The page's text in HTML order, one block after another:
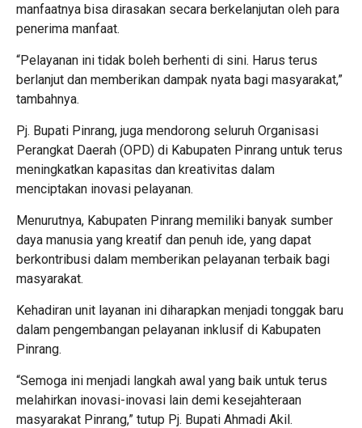
manfaatnya bisa dirasakan secara berkelanjutan oleh para
penerima manfaat.
“Pelayanan ini tidak boleh berhenti di sini. Harus terus
berlanjut dan memberikan dampak nyata bagi masyarakat,”
tambahnya.
Pj. Bupati Pinrang, juga mendorong seluruh Organisasi
Perangkat Daerah (OPD) di Kabupaten Pinrang untuk terus
meningkatkan kapasitas dan kreativitas dalam
menciptakan inovasi pelayanan.
Menurutnya, Kabupaten Pinrang memiliki banyak sumber
daya manusia yang kreatif dan penuh ide, yang dapat
berkontribusi dalam memberikan pelayanan terbaik bagi
masyarakat.
Kehadiran unit layanan ini diharapkan menjadi tonggak baru
dalam pengembangan pelayanan inklusif di Kabupaten
Pinrang.
“Semoga ini menjadi langkah awal yang baik untuk terus
melahirkan inovasi-inovasi lain demi kesejahteraan
masyarakat Pinrang,” tutup Pj. Bupati Ahmadi Akil.